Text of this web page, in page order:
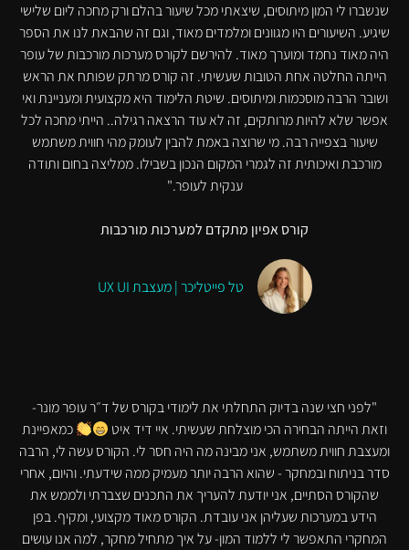
שנשברו לי המון מיתוסים, שיצאתי מכל שיעור בהלם ורק מחכה ליום שלישי
שיגיע. השיעורים היו מגוונים ומלמדים מאוד, וגם זה שהבאת לנו את הספר
היה מאוד נחמד ומוערך מאוד. להירשם לקורס מערכות מורכבות של עופר
הייתה החלטה אחת הטובות שעשיתי. זה קורס מרתק שפותח את הראש
ושובר הרבה מוסכמות ומיתוסים. שיטת הלימוד היא מקצועית ומעניינת ואי
אפשר שלא להיות מרותקים, זה לא עוד הרצאה רגילה.. הייתי מחכה לכל
שיעור בצפייה רבה. מי שרוצה באמת להבין לעומק מהי חווית משתמש
מורכבת ואיכותית זה לגמרי המקום הנכון בשבילו. ממליצה בחום ותודה
ענקית לעופר."
קורס אפיון מתקדם למערכות מורכבות
טל פייטליכר | מעצבת UX UI
"לפני חצי שנה בדיוק התחלתי את לימודי בקורס של ד״ר עופר מונר-
וזאת הייתה הבחירה הכי מוצלחת שעשיתי. איי דיד איט
כמאפיינת
ומעצבת חווית משתמש, אני מבינה מה היה חסר לי. הקורס עשה לי, הרבה
סדר בניתוח ובמחקר - שהוא הרבה יותר מעמיק ממה שידעתי. והיום, אחרי
שהקורס הסתיים, אני יודעת להעריך את התכנים שצברתי ולממש את
הידע במערכות שעליהן אני עובדת. הקורס מאוד מקצועי, ומקיף. בפן
המחקרי התאפשר לי ללמוד המון- על איך מתחיל מחקר, למה אנו עושים